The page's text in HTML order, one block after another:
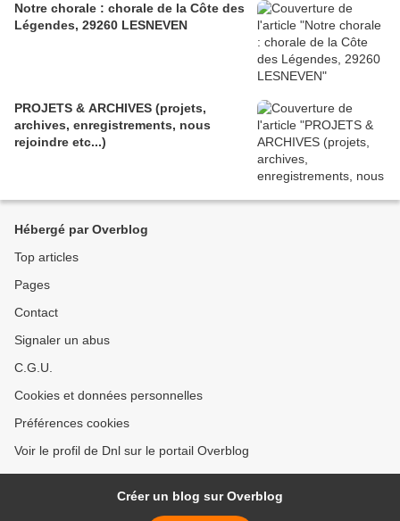
Notre chorale : chorale de la Côte des
Légendes, 29260 LESNEVEN
PROJETS & ARCHIVES (projets,
archives, enregistrements, nous
rejoindre etc...)
Hébergé par Overblog
Top articles
Pages
Contact
Signaler un abus
C.G.U.
Cookies et données personnelles
Préférences cookies
Voir le profil de Dnl sur le portail Overblog
Créer un blog sur Overblog